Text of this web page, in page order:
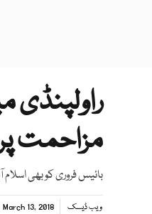
راولپنڈی
مزاحمت
بائیس فروری کو بھی اسلام
ویب ڈیسک March 13, 2018